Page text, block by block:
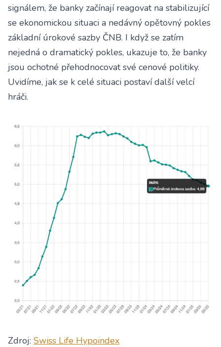
signálem, že banky začínají reagovat na stabilizující
se ekonomickou situaci a nedávný opětovný pokles
základní úrokové sazby ČNB. I když se zatím
nejedná o dramatický pokles, ukazuje to, že banky
jsou ochotné přehodnocovat své cenové politiky.
Uvidíme, jak se k celé situaci postaví další velcí
hráči.
Zdroj: Swiss Life Hypoindex